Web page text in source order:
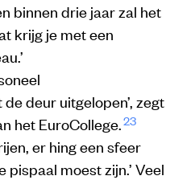
binnen drie jaar zal het
krijg je met een
deur uitgelopen’, zegt
het EuroCollege.23
er hing een sfeer
moest zijn.’ Veel